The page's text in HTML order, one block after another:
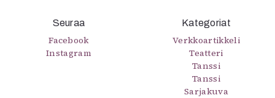
Seuraa
Facebook
Instagram
Kategoriat
Verkkoartikkeli
Teatteri
Tanssi
Tanssi
Sarjakuva